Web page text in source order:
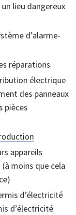
lieu dangereux
d’alarme-
réparations
électrique
des panneaux
pièces
appareils
moins que cela
d’électricité
d’électricité